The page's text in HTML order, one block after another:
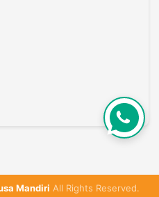
Mandiri All Rights Reserved.